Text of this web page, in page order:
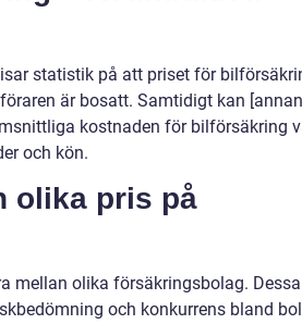
statistik på att priset för
är bosatt. Samtidigt kan [annan
kostnaden för bilförsäkring
och kön.
olika pris på
mellan olika försäkringsbolag. Dessa
och konkurrens bland